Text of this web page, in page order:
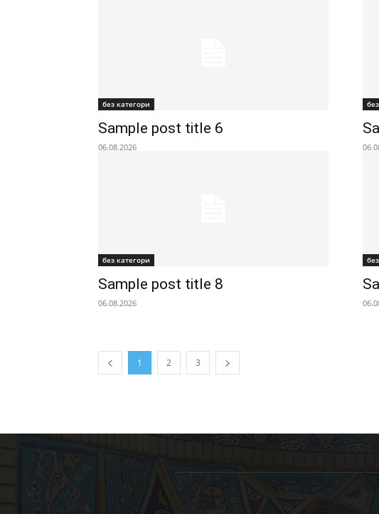
без категори
Sample post title 6
06.08.2026
без категори
Sample post title 8
06.08.2026
1 2 3